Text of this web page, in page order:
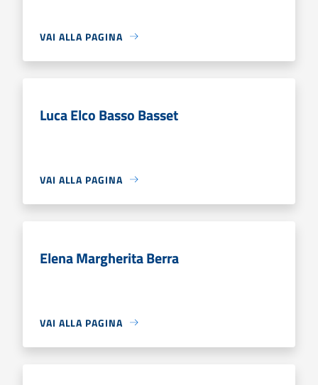
VAI ALLA PAGINA
Luca Elco Basso Basset
VAI ALLA PAGINA
Elena Margherita Berra
VAI ALLA PAGINA